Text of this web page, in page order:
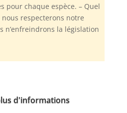
pour chaque espèce. – Quel
respecterons notre
n’enfreindrons la législation
d'informations